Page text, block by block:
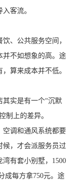
客流。
、公共服务空间，
并不如想象的高。途
算来成本并不低。
实是有一个“沉默
制上的差异。
调和通风系统都要
候，才会派服务员过
有套小别墅，1500
成每方拿750元。途